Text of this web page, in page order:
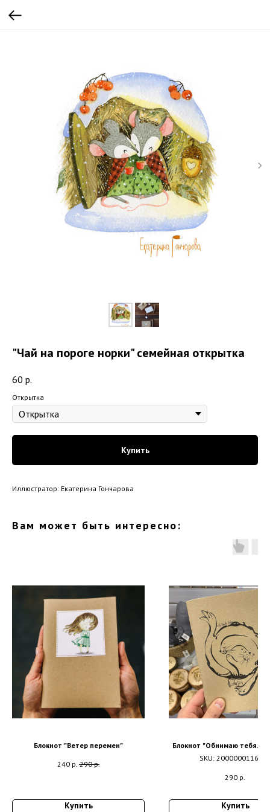
"Чай на пороге норки" семейная открытка
60 р.
Открытка
Купить
Иллюстратор: Екатерина Гончарова
Вам может быть интересно:
Блокнот "Ветер перемен"
240 р. 290 р.
Купить
Блокнот "Обнимаю тебя.
SKU:
290 р.
Купить